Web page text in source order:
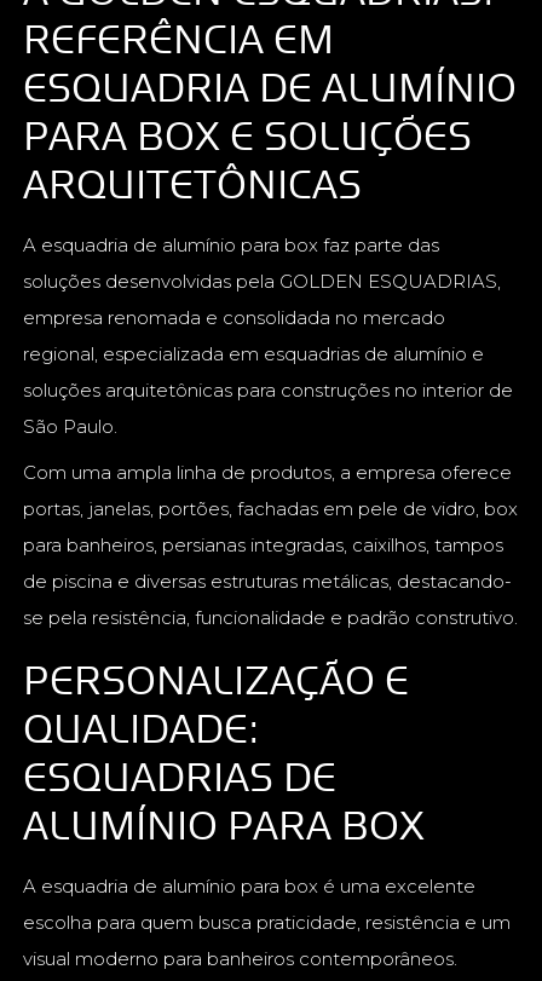
REFERÊNCIA EM
ESQUADRIA DE ALUMÍNIO
PARA BOX E SOLUÇÕES
ARQUITETÔNICAS
A esquadria de alumínio para box faz parte das
soluções desenvolvidas pela GOLDEN ESQUADRIAS,
empresa renomada e consolidada no mercado
regional, especializada em esquadrias de alumínio e
soluções arquitetônicas para construções no interior de
São Paulo.
Com uma ampla linha de produtos, a empresa oferece
portas, janelas, portões, fachadas em pele de vidro, box
para banheiros, persianas integradas, caixilhos, tampos
de piscina e diversas estruturas metálicas, destacando-
se pela resistência, funcionalidade e padrão construtivo.
PERSONALIZAÇÃO E
QUALIDADE:
ESQUADRIAS DE
ALUMÍNIO PARA BOX
A esquadria de alumínio para box é uma excelente
escolha para quem busca praticidade, resistência e um
visual moderno para banheiros contemporâneos.